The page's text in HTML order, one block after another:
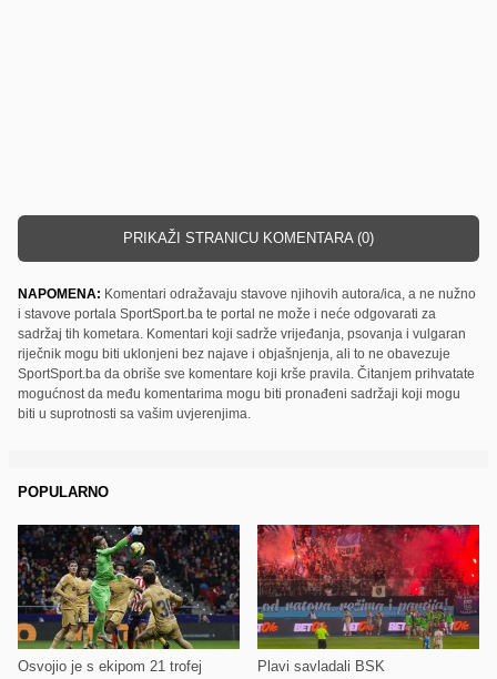
PRIKAŽI STRANICU KOMENTARA (0)
NAPOMENA: Komentari odražavaju stavove njihovih autora/ica, a ne nužno
i stavove portala SportSport.ba te portal ne može i neće odgovarati za
sadržaj tih kometara. Komentari koji sadrže vrijeđanja, psovanja i vulgaran
riječnik mogu biti uklonjeni bez najave i objašnjenja, ali to ne obavezuje
SportSport.ba da obriše sve komentare koji krše pravila. Čitanjem prihvatate
mogućnost da među komentarima mogu biti pronađeni sadržaji koji mogu
biti u suprotnosti sa vašim uvjerenjima.
POPULARNO
Osvojio je s ekipom 21 trofej Plavi savladali BSK